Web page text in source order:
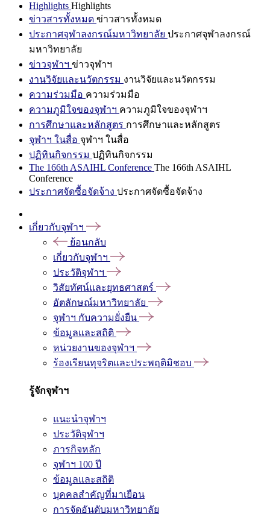
Highlights Highlights
ข่าวสารทั้งหมด ข่าวสารทั้งหมด
ประกาศจุฬาลงกรณ์มหาวิทยาลัย ประกาศจุฬาลงกรณ์
มหาวิทยาลัย
ข่าวจุฬาฯ ข่าวจุฬาฯ
งานวิจัยและนวัตกรรม งานวิจัยและนวัตกรรม
ความร่วมมือ ความร่วมมือ
ความภูมิใจของจุฬาฯ ความภูมิใจของจุฬาฯ
การศึกษาและหลักสูตร การศึกษาและหลักสูตร
จุฬาฯ ในสื่อ จุฬาฯ ในสื่อ
ปฏิทินกิจกรรม ปฏิทินกิจกรรม
The 166th ASAIHL Conference The 166th ASAIHL
Conference
ประกาศจัดซื้อจัดจ้าง ประกาศจัดซื้อจัดจ้าง
เกี่ยวกับจุฬาฯ
ย้อนกลับ
เกี่ยวกับจุฬาฯ
ประวัติจุฬาฯ
วิสัยทัศน์และยุทธศาสตร์
อัตลักษณ์มหาวิทยาลัย
จุฬาฯ กับความยั่งยืน
ข้อมูลและสถิติ
หน่วยงานของจุฬาฯ
ร้องเรียนทุจริตและประพฤติมิชอบ
รู้จักจุฬาฯ
แนะนำจุฬาฯ
ประวัติจุฬาฯ
ภารกิจหลัก
จุฬาฯ 100 ปี
ข้อมูลและสถิติ
บุคคลสำคัญที่มาเยือน
การจัดอันดับมหาวิทยาลัย